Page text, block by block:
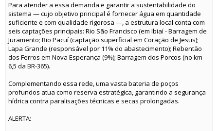
Para atender a essa demanda e garantir a sustentabilidade do
sistema — cujo objetivo principal é fornecer água em quantidade
suficiente e com qualidade rigorosa —, a estrutura local conta com
seis captações principais: Rio São Francisco (em Ibiaí - Barragem de
Juramento; Rio Pacuí (captação superficial em Coração de Jesus);
Lapa Grande (responsável por 11% do abastecimento); Rebentão
dos Ferros em Nova Esperança (9%); Barragem dos Porcos (no km
6,5 da BR-365).
Complementando essa rede, uma vasta bateria de poços
profundos atua como reserva estratégica, garantindo a segurança
hídrica contra paralisações técnicas e secas prolongadas.
ALERTA: